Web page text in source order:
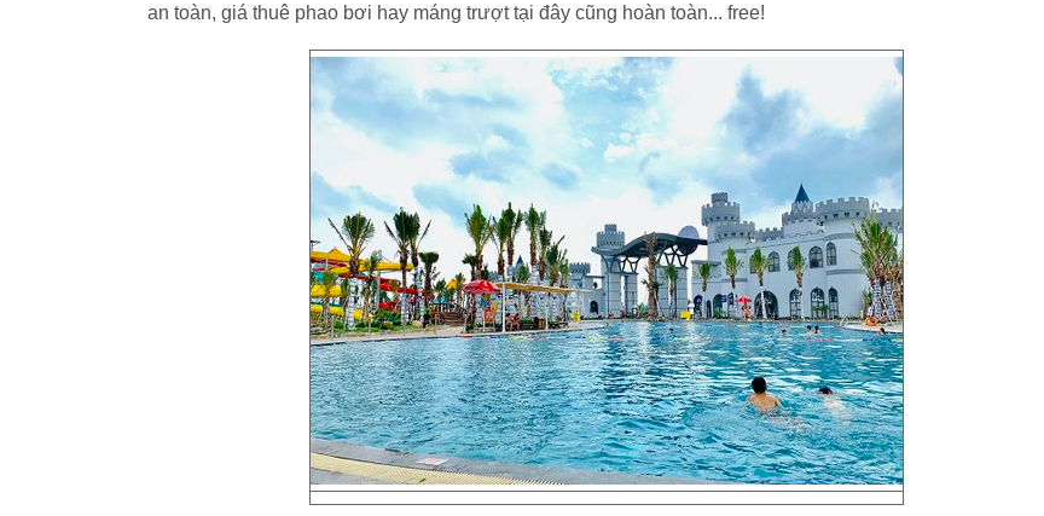
an toàn, giá thuê phao bơi hay máng trượt tại đây cũng hoàn toàn... free!